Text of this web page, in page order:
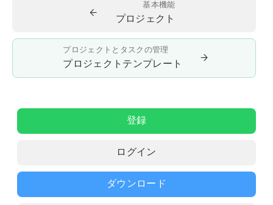
←
基本機能
プロジェクト
プロジェクトとタスクの管理
プロジェクトテンプレート
→
登録
ログイン
ダウンロード